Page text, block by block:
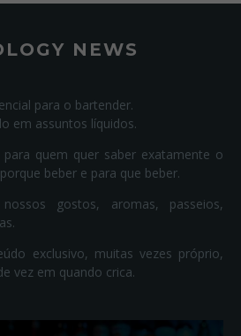
NEWS
para o bartender.
em assuntos líquidos.
quem quer saber exatamente o
beber e para que beber.
gostos, aromas, passeios,
exclusivo, muitas vezes próprio,
vez em quando crica.